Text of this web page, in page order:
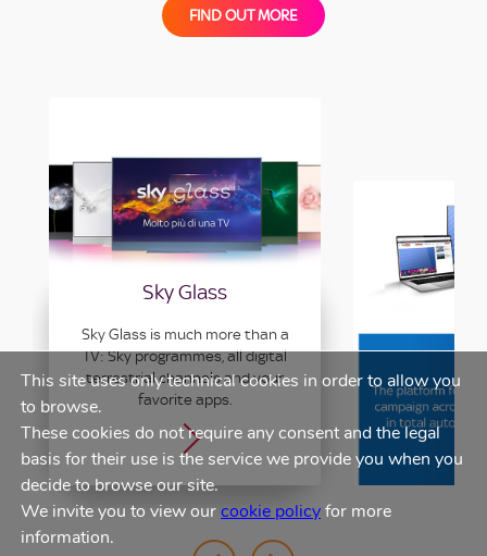
FIND OUT MORE
Sky Glass
Sky Glass is much more than a
TV: Sky programmes, all digital
terrestrial channels and your
favorite apps.
Sky
The platform
advertising
entire Sky
autonomy
This site uses only technical cookies in order to allow you
to browse.
These cookies do not require any consent and the legal
basis for their use is the service we provide you when you
decide to browse our site.
We invite you to view ourcookie policyfor more
information.